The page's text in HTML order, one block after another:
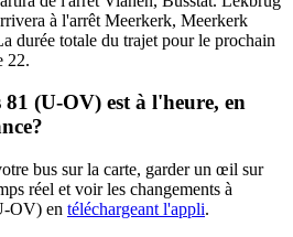
à l'arrêt Meerkerk, Meerkerk
durée totale du trajet pour le prochain
22.
81 (U-OV) est à l'heure, en
bus sur la carte, garder un œil sur
réel et voir les changements à
OV) en téléchargeant l'appli.